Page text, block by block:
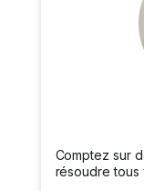
Comptez sur
résoudre tous